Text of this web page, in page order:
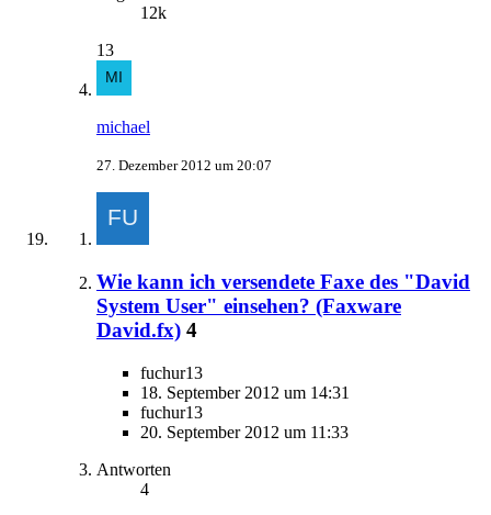
12k
13
michael
27. Dezember 2012 um 20:07
Wie kann ich versendete Faxe des "David
System User" einsehen? (Faxware
David.fx) 4
fuchur13
18. September 2012 um 14:31
fuchur13
20. September 2012 um 11:33
Antworten
4